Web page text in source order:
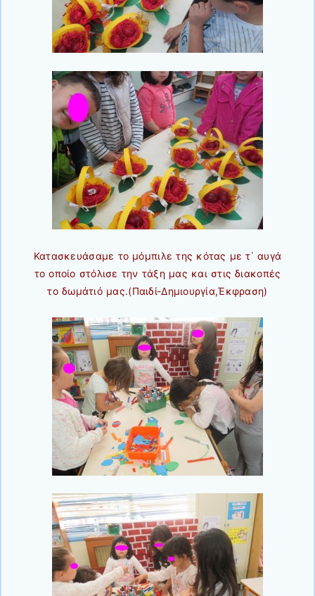
Κατασκευάσαμε το μόμπιλε της κότας με τ΄ αυγά
το οποίο στόλισε την τάξη μας και στις διακοπές
το δωμάτιό μας.(Παιδί-Δημιουργία,Έκφραση)